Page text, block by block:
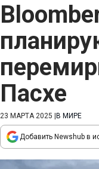
Пасхе
23 МАРТА 2025 В МИРЕ
Добавить Newshub в